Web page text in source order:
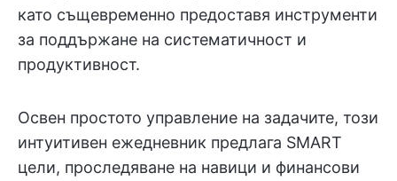
като същевременно предоставя инструменти
за поддържане на систематичност и
продуктивност.
Освен простото управление на задачите, този
интуитивен ежедневник предлага SMART
цели, проследяване на навици и финансови